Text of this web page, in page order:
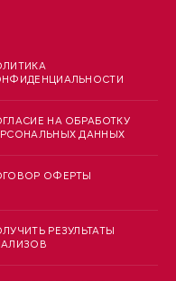
НА ОБРАБОТКУ
ДАННЫХ
ОФЕРТЫ
РЕЗУЛЬТАТЫ